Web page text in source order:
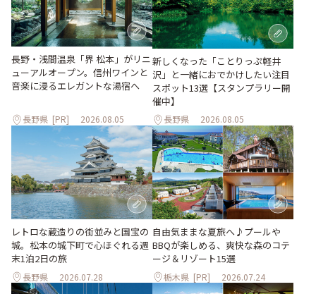
長野・浅間温泉「界 松本」がリニ
ューアルオープン。信州ワインと
音楽に浸るエレガントな湯宿へ
長野県 [PR] 2026.08.05
新しくなった「ことりっぷ軽井
沢」と一緒におでかけしたい注目
スポット13選【スタンプラリー開
催中】
長野県 2026.08.05
レトロな蔵造りの街並みと国宝の
城。松本の城下町で心ほぐれる週
末1泊2日の旅
長野県 2026.07.28
自由気ままな夏旅へ♪プールや
BBQが楽しめる、爽快な森のコテ
ージ＆リゾート15選
栃木県 [PR] 2026.07.24